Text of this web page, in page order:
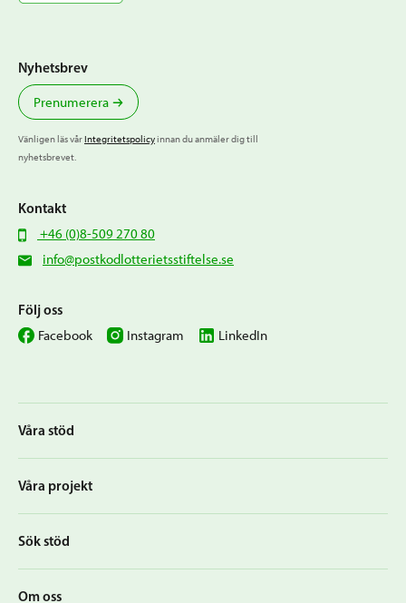
Våra stöd
Våra projekt
Sök stöd
Om oss
Nyhetsbrev
Prenumerera
Vänligen läs vårIntegritetspolicyinnan du anmäler dig till
nyhetsbrevet.
Kontakt
+46 (0)8-509 270 80
info@postkodlotterietsstiftelse.se
Följ oss
Facebook Instagram LinkedIn